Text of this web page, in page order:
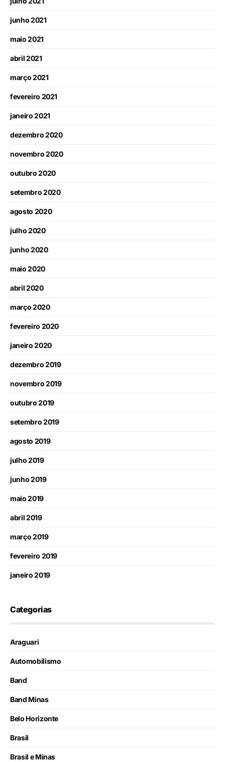
junho 2021
maio 2021
abril 2021
março 2021
fevereiro 2021
janeiro 2021
dezembro 2020
novembro 2020
outubro 2020
setembro 2020
agosto 2020
julho 2020
junho 2020
maio 2020
abril 2020
março 2020
fevereiro 2020
janeiro 2020
dezembro 2019
novembro 2019
outubro 2019
setembro 2019
agosto 2019
julho 2019
junho 2019
maio 2019
abril 2019
março 2019
fevereiro 2019
janeiro 2019
Categorias
Araguari
Automobilismo
Band
Band Minas
Belo Horizonte
Brasil
Brasil e Minas